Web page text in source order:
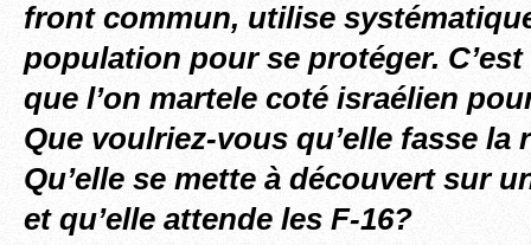
front commun, utilise
population pour se protéger.
que l’on martele coté israélien
Que voulriez-vous qu’elle fasse la
Qu’elle se mette à découvert sur
et qu’elle attende les F-16?